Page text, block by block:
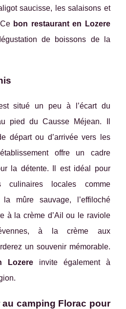
saucisse, les salaisons et
bon restaurant en Lozere
de boissons de la
situé un peu à l’écart du
pied du Causse Méjean. Il
départ ou d’arrivée vers les
offre un cadre
la détente. Il est idéal pour
culinaires locales comme
mûre sauvage, l’effiloché
à la crème d’Ail ou le raviole
à la crème aux
un souvenir mémorable.
Lozereinvite également à
camping Florac pour